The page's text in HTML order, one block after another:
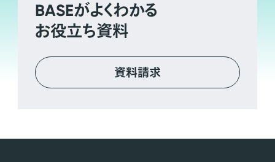
BASEがよくわかる
お役立ち資料
資料請求